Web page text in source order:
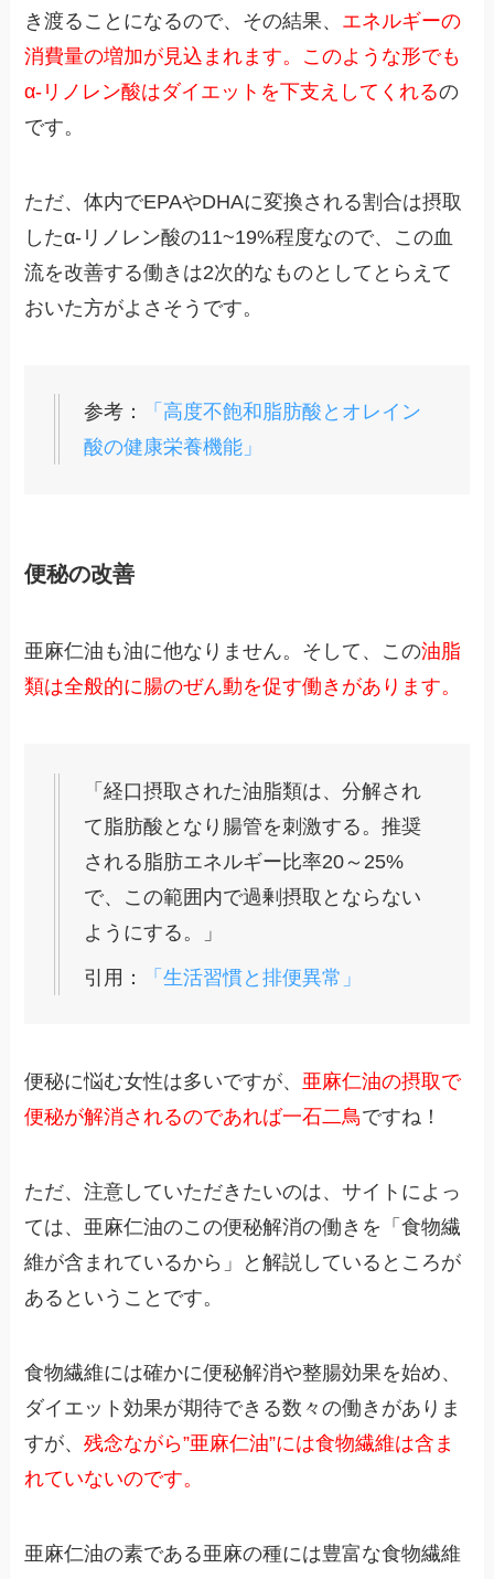
き渡ることになるので、その結果、 エネルギーの
消費量の増加が見込まれます。このような形でも
α-リノレン酸はダイエットを下支えしてくれるの
です。
ただ、体内でEPAやDHAに変換される割合は摂取
したα-リノレン酸の11~19%程度なので、この血
流を改善する働きは2次的なものとしてとらえて
おいた方がよさそうです。
参考：
「高度不飽和脂肪酸とオレイン
酸の健康栄養機能」
便秘の改善
亜麻仁油も油に他なりません。そして、この油脂
類は全般的に腸のぜん動を促す働きがあります。
「経口摂取された油脂類は、分解され
て脂肪酸となり腸管を刺激する。推奨
される脂肪エネルギー比率20～25%
で、この範囲内で過剰摂取とならない
ようにする。」
引用： 「生活習慣と排便異常」
便秘に悩む女性は多いですが、 亜麻仁油の摂取で
便秘が解消されるのであれば一石二鳥ですね！
ただ、注意していただきたいのは、サイトによっ
ては、亜麻仁油のこの便秘解消の働きを「食物繊
維が含まれているから」と解説しているところが
あるということです。
食物繊維には確かに便秘解消や整腸効果を始め、
ダイエット効果が期待できる数々の働きがありま
すが、残念ながら”亜麻仁油”には食物繊維は含ま
れていないのです。
亜麻仁油の素である亜麻の種には豊富な食物繊維